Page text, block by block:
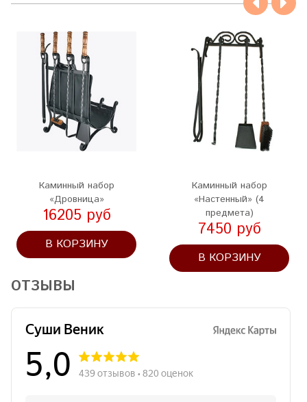
Каминный набор
«Дровница»
16205 руб
В КОРЗИНУ
Каминный набор
«Настенный» (4
предмета)
7450 руб
В КОРЗИНУ
ОТЗЫВЫ